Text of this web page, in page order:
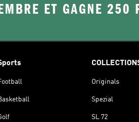
ET GAGNE 250
Originals
Spezial
SL 72